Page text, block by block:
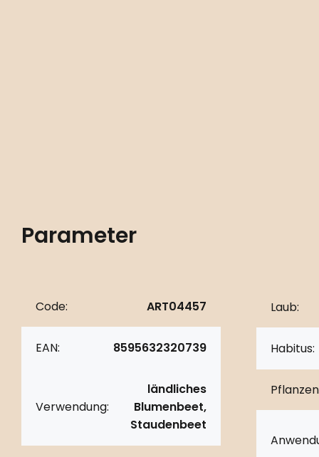
Parameter
Code: ART04457
EAN: 8595632320739
Verwendung:
ländliches
Blumenbeet,
Staudenbeet
Laub:
Habitus: